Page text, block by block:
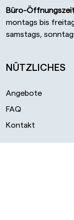
Büro-
montags bis
samstags,
NÜTZLICHES
Angebote
FAQ
Kontakt